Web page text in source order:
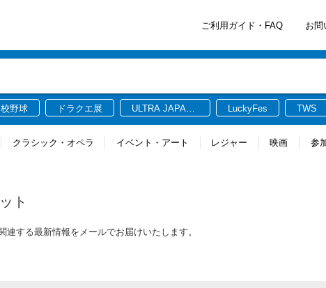
ご利用ガイド・FAQ お問
野球 ドラクエ展
ULTRA JAPAN
LuckyFes TWS
クラシック・オペラ イベント・アート レジャー 映画 参
ト
する最新情報をメールでお届けいたします。